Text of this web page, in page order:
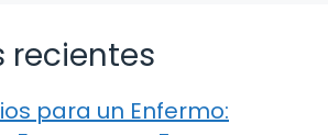
recientes
para un Enfermo: